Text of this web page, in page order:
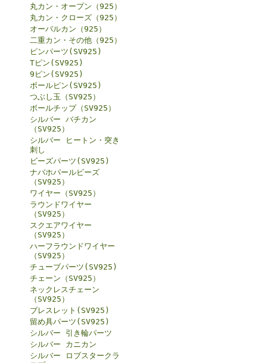
丸カン・オープン（925）
丸カン・クローズ（925）
オーバルカン（925）
二重カン・その他（925）
ピンパーツ(SV925)
Tピン(SV925)
9ピン(SV925)
ボールピン(SV925)
つぶし玉（SV925）
ボールチップ（SV925）
シルバー バチカン
（SV925）
シルバー ヒートン・突き
刺し
ビーズパーツ(SV925)
ナバホパールビーズ
（SV925）
ワイヤー（SV925）
ラウンドワイヤー
（SV925）
スクエアワイヤー
（SV925）
ハーフラウンドワイヤー
（SV925）
チューブパーツ(SV925)
チェーン（SV925）
ネックレスチェーン
（SV925）
ブレスレット(SV925)
留め具パーツ(SV925)
シルバー 引き輪パーツ
シルバー カニカン
シルバー ロブスタークラ